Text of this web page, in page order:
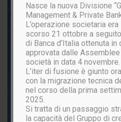
ACCEDI
Password persa?
Nasce la nuova Divisione
Management & Private
L’operazione societaria
scorso 21 ottobre a
di Banca d’Italia ottenuta in
approvata dalle
società in data 4 novembre.
L’iter di fusione è giunto
con la migrazione tecnica
nel corso della prima
2025.
Si tratta di un passaggio
la capacità del Gruppo di